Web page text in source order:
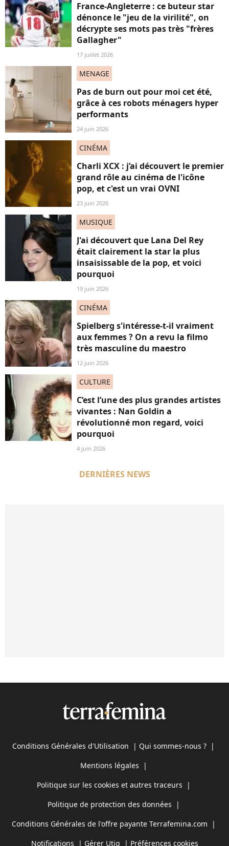
France-Angleterre : ce buteur star
dénonce le "jeu de la virilité", on
décrypte ses mots pas très "frères
Gallagher"
17 juillet 2026
MENAGE
Pas de burn out pour moi cet été,
grâce à ces robots ménagers hyper
performants
24 juin 2026
CINÉMA
Charli XCX : j’ai découvert le premier
grand rôle au cinéma de l'icône
pop, et c'est un vrai OVNI
23 juin 2026
MUSIQUE
J'ai découvert que Lana Del Rey
était clairement la star la plus
insaisissable de la pop, et voici
pourquoi
19 juin 2026
CINÉMA
Spielberg s'intéresse-t-il vraiment
aux femmes ? On a revu la filmo
très masculine du maestro
12 juin 2026
CULTURE
C’est l’une des plus grandes artistes
vivantes : Nan Goldin a
révolutionné mon regard, voici
pourquoi
4 juin 2026
DERNIÈRES NEWS
Conditions Générales d'Utilisation | Qui sommes-nous ? |
Mentions légales |
Politique sur les cookies et autres traceurs |
Politique de protection des données |
Conditions Générales de l'offre payante Terrafemina.com |
Notifications | Gérer Utiq | Préférences cookies